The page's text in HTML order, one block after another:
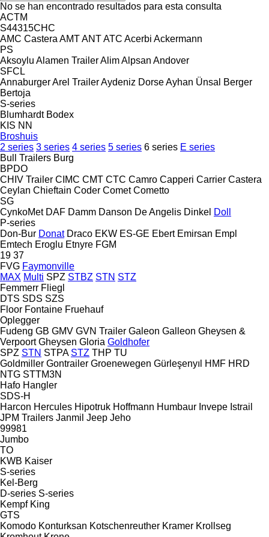
No se han encontrado resultados para esta consulta
ACTM
S44315CHC
AMC Castera AMTANTATC Acerbi Ackermann
PS
Aksoylu Alamen TrailerAlimAlpsan Andover
SFCL
AnnaburgerArel TrailerAydeniz DorseAyhan Ünsal
Berger
Bertoja
S-series
Blumhardt Bodex
KIS NN
Broshuis
2 series 3 series 4 series 5 series 6 series E series
Bull Trailers Burg
BPDO
CHIV Trailer CIMC CMT CTC Camro Capperi Carrier Castera
Ceylan Chieftain Coder Comet Cometto
SG
CynkoMet DAF Damm Danson De Angelis Dinkel Doll
P-series
Don-Bur Donat Draco EKW ES-GE Ebert Emirsan Empl
Emtech Eroglu Etnyre FGM
19 37
FVG Faymonville
MAX Multi SPZ STBZ STN STZ
Femmerr Fliegl
DTS SDS SZS
Floor Fontaine Fruehauf
Oplegger
Fudeng GB GMV GVN Trailer Galeon Galleon Gheysen &
Verpoort Gheysen Gloria Goldhofer
SPZ STN STPA STZ THP TU
Goldmiller Gontrailer Groenewegen Gürleşenyıl HMF HRD
NTG STTM3N
Hafo Hangler
SDS-H
Harcon Hercules Hipotruk Hoffmann Humbaur Invepe Istrail
JPM Trailers Janmil Jeep Jeho
99981
Jumbo
TO
KWB Kaiser
S-series
Kel-Berg
D-series S-series
Kempf King
GTS
Komodo Konturksan Kotschenreuther Kramer Krollseg